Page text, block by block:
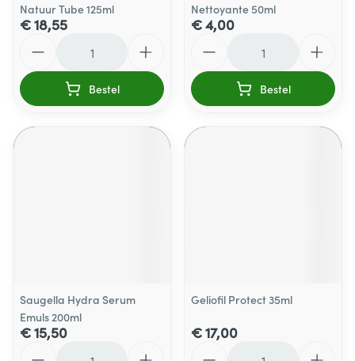
Natuur Tube 125ml
€ 18,55
Bestel
Nettoyante 50ml
€ 4,00
Bestel
Saugella Hydra Serum
Emuls 200ml
€ 15,50
Geliofil Protect 35ml
€ 17,00